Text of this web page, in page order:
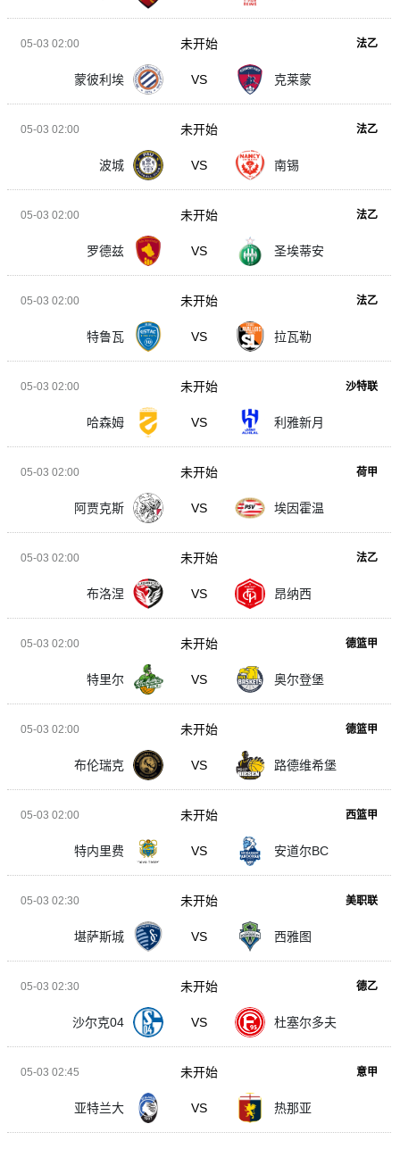
05-03 02:00 法乙
蒙彼利埃 VS 克莱蒙
未开始
05-03 02:00 法乙
波城 VS 南锡
未开始
05-03 02:00 法乙
罗德兹 VS 圣埃蒂安
未开始
05-03 02:00 法乙
特鲁瓦 VS 拉瓦勒
未开始
05-03 02:00 沙特联
哈森姆 VS 利雅新月
未开始
05-03 02:00 荷甲
阿贾克斯 VS 埃因霍温
未开始
05-03 02:00 法乙
布洛涅 VS 昂纳西
未开始
05-03 02:00 德篮甲
特里尔 VS 奥尔登堡
未开始
05-03 02:00 德篮甲
布伦瑞克 VS 路德维希堡
未开始
05-03 02:00 西篮甲
特内里费 VS 安道尔BC
未开始
05-03 02:30 美职联
堪萨斯城 VS 西雅图
未开始
05-03 02:30 德乙
沙尔克04 VS 杜塞尔多夫
未开始
05-03 02:45 意甲
亚特兰大 VS 热那亚
未开始